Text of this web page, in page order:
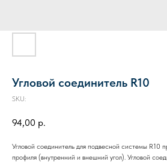
Угловой соединитель R10
SKU:
94,00 р.
Угловой соединитель для подвесной системы R10
профиля (внутренний и внешний угол). Угловой